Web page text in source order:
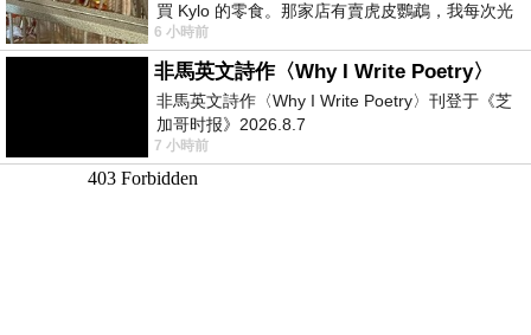
買 Kylo 的零食。那家店有賣虎皮鸚鵡，我每次光
顧都會去看一下。他們偶爾會引進 C
6 小時前
非馬英文詩作〈Why I Write Poetry〉
非馬英文詩作〈Why I Write Poetry〉刊登于《芝
加哥时报》2026.8.7
7 小時前